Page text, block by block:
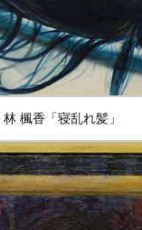
楓香「寝乱れ髪」